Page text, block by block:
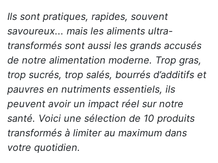
Ils sont pratiques, rapides, souvent
savoureux... mais les aliments ultra-
transformés sont aussi les grands accusés
de notre alimentation moderne. Trop gras,
trop sucrés, trop salés, bourrés d’additifs et
pauvres en nutriments essentiels, ils
peuvent avoir un impact réel sur notre
santé. Voici une sélection de 10 produits
transformés à limiter au maximum dans
votre quotidien.